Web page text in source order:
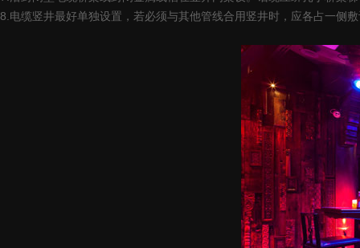
8.电缆竖井最好单独设置，若必须与其他管线合用竖井时，应各占一侧